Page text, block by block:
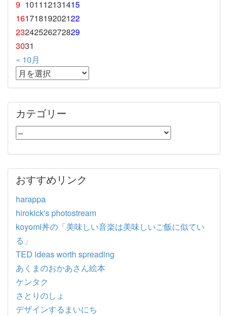
9 101112131415
16171819202122
23242526272829
3031
« 10月
カテゴリー
おすすめリンク
harappa
hirokick's photostream
koyomi丼の「美味しい音楽は美味しいご飯に似てい
る」
TED ideas worth spreading
あくまのおかあさん絵本
ケンタク
さとりのしょ
デザインするまいにち